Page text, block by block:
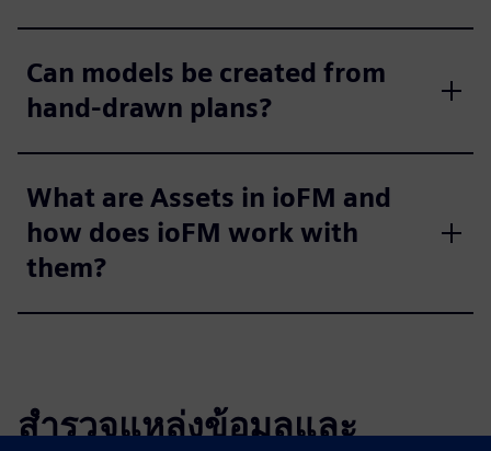
Can models be created from
hand-drawn plans?
What are Assets in ioFM and
how does ioFM work with
them?
สำรวจแหล่งข้อมูลและ